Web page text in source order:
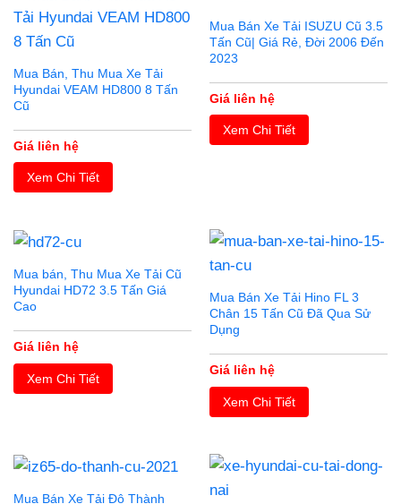
Mua Bán, Thu Mua Xe Tải
Hyundai VEAM HD800 8 Tấn
Cũ
Giá liên hệ
Xem Chi Tiết
Mua Bán Xe Tải ISUZU Cũ 3.5
Tấn Cũ| Giá Rẻ, Đời 2006 Đến
2023
Giá liên hệ
Xem Chi Tiết
Mua bán, Thu Mua Xe Tải Cũ
Hyundai HD72 3.5 Tấn Giá
Cao
Giá liên hệ
Xem Chi Tiết
Mua Bán Xe Tải Hino FL 3
Chân 15 Tấn Cũ Đã Qua Sử
Dụng
Giá liên hệ
Xem Chi Tiết
Mua Bán Xe Tải Đô Thành